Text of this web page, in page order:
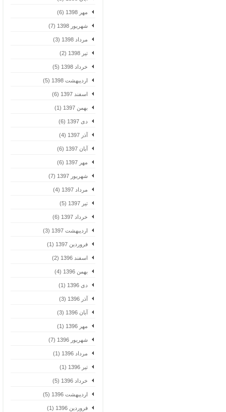
مهر 1398 (6)
شهریور 1398 (7)
مرداد 1398 (3)
تیر 1398 (2)
خرداد 1398 (5)
اردیبهشت 1398 (5)
اسفند 1397 (6)
بهمن 1397 (1)
دی 1397 (6)
آذر 1397 (4)
آبان 1397 (6)
مهر 1397 (6)
شهریور 1397 (7)
مرداد 1397 (4)
تیر 1397 (5)
خرداد 1397 (6)
اردیبهشت 1397 (3)
فروردین 1397 (1)
اسفند 1396 (2)
بهمن 1396 (4)
دی 1396 (1)
آذر 1396 (3)
آبان 1396 (3)
مهر 1396 (1)
شهریور 1396 (7)
مرداد 1396 (1)
تیر 1396 (1)
خرداد 1396 (5)
اردیبهشت 1396 (5)
فروردین 1396 (1)